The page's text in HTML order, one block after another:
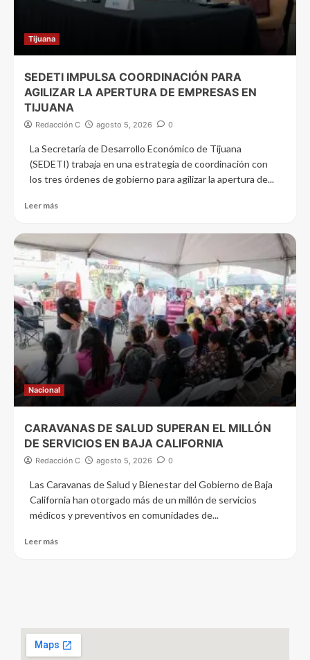
Tijuana
SEDETI IMPULSA COORDINACIÓN PARA
AGILIZAR LA APERTURA DE EMPRESAS EN
TIJUANA
Redacción C agosto 5, 2026 0
La Secretaría de Desarrollo Económico de Tijuana
(SEDETI) trabaja en una estrategia de coordinación con
los tres órdenes de gobierno para agilizar la apertura de...
Leer más
Nacional
CARAVANAS DE SALUD SUPERAN EL MILLÓN
DE SERVICIOS EN BAJA CALIFORNIA
Redacción C agosto 5, 2026 0
Las Caravanas de Salud y Bienestar del Gobierno de Baja
California han otorgado más de un millón de servicios
médicos y preventivos en comunidades de...
Leer más